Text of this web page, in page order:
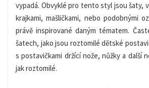
vypadá. Obvyklé pro tento styl jsou šaty,
krajkami, mašličkami, nebo podobnými
právě inspirované daným tématem.
šatech, jako jsou roztomilé dětské
s postavičkami držící nože, nůžky a další
jak roztomilé.